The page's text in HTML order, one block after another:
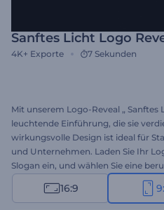
Sanftes Licht Logo
4K+ Exporte 7 Sekunden
Mit unserem Logo-Reveal „ Sanftes
leuchtende Einführung, die sie
wirkungsvolle Design ist ideal für
und Unternehmen. Laden Sie Ihr
Slogan ein, und wählen Sie eine
um in Sekundenschnelle ein
Sie ein neues Produkt auf den
16:9